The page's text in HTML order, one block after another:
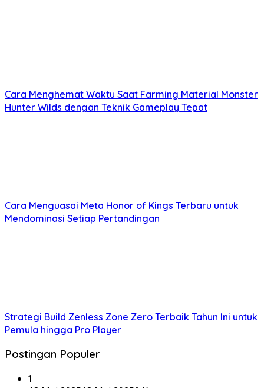
Cara Menghemat Waktu Saat Farming Material Monster
Hunter Wilds dengan Teknik Gameplay Tepat
Cara Menguasai Meta Honor of Kings Terbaru untuk
Mendominasi Setiap Pertandingan
Strategi Build Zenless Zone Zero Terbaik Tahun Ini untuk
Pemula hingga Pro Player
Postingan Populer
1